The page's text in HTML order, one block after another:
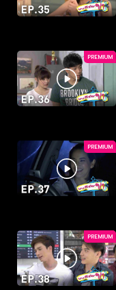
PREMIUM
PREMIUM
PREMIUM